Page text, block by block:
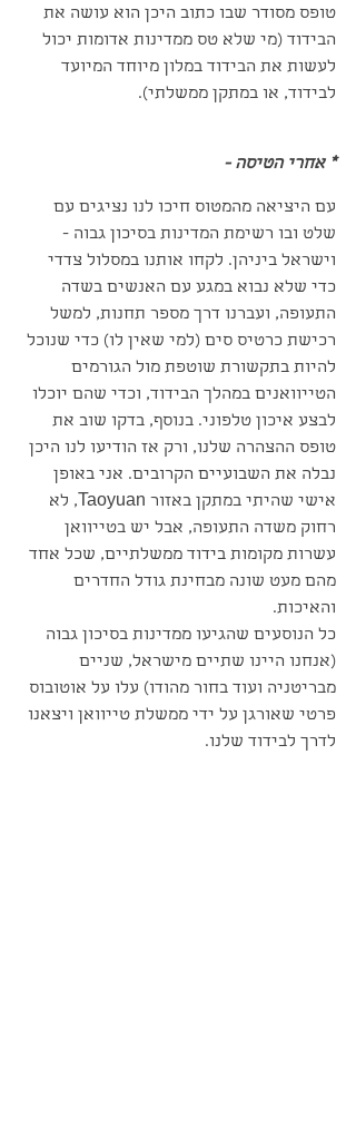
טופס מסודר שבו כתוב היכן הוא עושה את
הבידוד (מי שלא טס ממדינות אדומות יכול
לעשות את הבידוד במלון מיוחד המיועד
לבידוד, או במתקן ממשלתי).
* אחרי הטיסה -
עם היציאה מהמטוס חיכו לנו נציגים עם
שלט ובו רשימת המדינות בסיכון גבוה -
וישראל ביניהן. לקחו אותנו במסלול צדדי
כדי שלא נבוא במגע עם האנשים בשדה
התעופה, ועברנו דרך מספר תחנות, למשל
רכישת כרטיס סים (למי שאין לו) כדי שנוכל
להיות בתקשורת שוטפת מול הגורמים
הטייוואנים במהלך הבידוד, וכדי שהם יוכלו
לבצע איכון טלפוני. בנוסף, בדקו שוב את
טופס ההצהרה שלנו, ורק אז הודיעו לנו היכן
נבלה את השבועיים הקרובים. אני באופן
אישי שהיתי במתקן באזור Taoyuan, לא
רחוק משדה התעופה, אבל יש בטייוואן
עשרות מקומות בידוד ממשלתיים, שכל אחד
מהם מעט שונה מבחינת גודל החדרים
והאיכות.
כל הנוסעים שהגיעו ממדינות בסיכון גבוה
(אנחנו היינו שתיים מישראל, שניים
מבריטניה ועוד בחור מהודו) עלו על אוטובוס
פרטי שאורגן על ידי ממשלת טייוואן ויצאנו
לדרך לבידוד שלנו.